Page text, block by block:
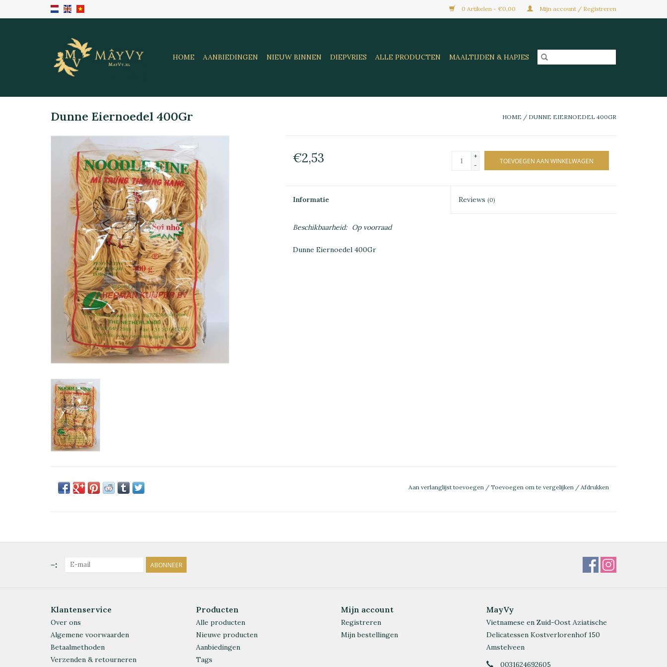
0 Artikelen - €0,00 Mijn account / Registreren
HOME AANBIEDINGEN NIEUW BINNEN DIEPVRIES ALLE PRODUCTEN MAALTIJDEN & HAPJES
Dunne Eiernoedel 400Gr HOME / DUNNE EIERNOEDEL 400GR
€2,53
+
-
TOEVOEGEN AAN WINKELWAGEN
Informatie Reviews(0)
Beschikbaarheid: Op voorraad
Dunne Eiernoedel 400Gr
Aan verlanglijst toevoegen / Toevoegen om te vergelijken / Afdrukken
-: ABONNEER
Klantenservice
Over ons
Algemene voorwaarden
Betaalmethoden
Verzenden & retourneren
Producten
Alle producten
Nieuwe producten
Aanbiedingen
Tags
Mijn account
Registreren
Mijn bestellingen
MayVy
Vietnamese en Zuid-Oost Aziatische
Delicatessen Kostverlorenhof 150
Amstelveen
0031624692605